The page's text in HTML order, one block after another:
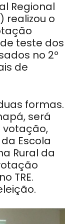
Regional
realizou o
teste dos
no 2º
de
formas.
será
votação,
Escola
Rural da
TRE.